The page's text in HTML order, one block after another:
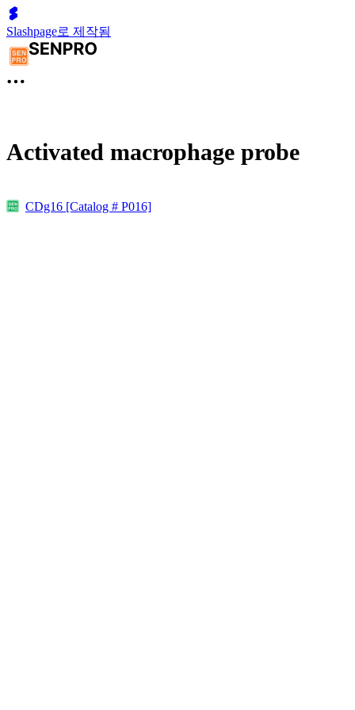
Slashpage로 제작됨
Activated macrophage probe
CDg16 [Catalog # P016]